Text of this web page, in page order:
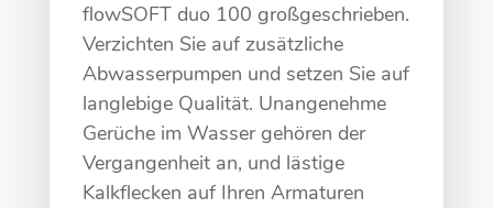
flowSOFT duo 100 großgeschrieben.
Verzichten Sie auf zusätzliche
Abwasserpumpen und setzen Sie auf
langlebige Qualität. Unangenehme
Gerüche im Wasser gehören der
Vergangenheit an, und lästige
Kalkflecken auf Ihren Armaturen